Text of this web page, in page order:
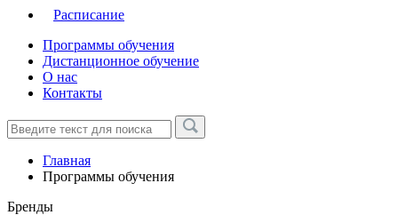
Расписание
Программы обучения
Дистанционное обучение
О нас
Контакты
Главная
Программы обучения
Бренды